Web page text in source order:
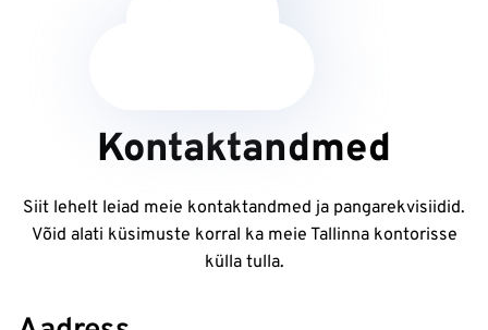
Kontaktandmed
Siit lehelt leiad meie kontaktandmed ja pangarekvisiidid.
Võid alati küsimuste korral ka meie Tallinna kontorisse
külla tulla.